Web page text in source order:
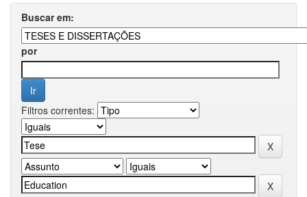
Buscar em:
por
Filtros correntes: